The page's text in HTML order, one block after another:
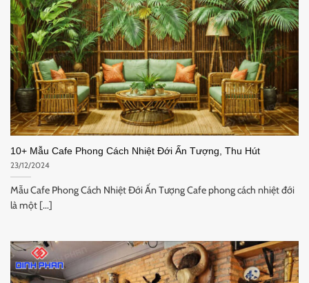
10+ Mẫu Cafe Phong Cách Nhiệt Đới Ấn Tượng, Thu Hút
23/12/2024
Mẫu Cafe Phong Cách Nhiệt Đới Ấn Tượng Cafe phong cách nhiệt đới
là một [...]